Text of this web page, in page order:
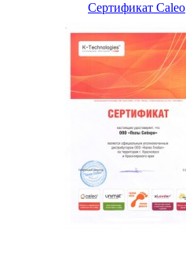
Сертификат Caleo